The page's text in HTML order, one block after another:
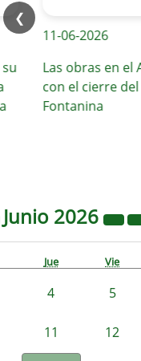
❮
11-06-2026
Las obras en el
con el cierre del
Fontanina
Junio 2026
Jue Vie
4 5
11 12